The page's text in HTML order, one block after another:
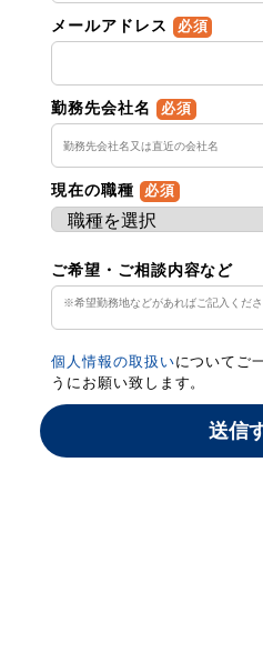
メールアドレス 必須
勤務先会社名 必須
現在の職種 必須
ご希望・ご相談内容など
個人情報の取扱いについてご
うにお願い致します。